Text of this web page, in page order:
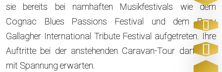
sie bereits bei namhaften Musikfestivals wie dem
Cognac Blues Passions Festival und dem Rory
Gallagher International Tribute Festival aufgetreten. Ihre
Auftritte bei der anstehenden Caravan-Tour darf man
mit Spannung erwarten.